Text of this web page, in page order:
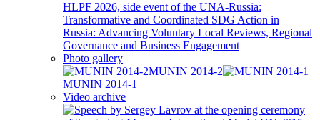
HLPF 2026, side event of the UNA-Russia:
Transformative and Coordinated SDG Action in
Russia: Advancing Voluntary Local Reviews, Regional
Governance and Business Engagement
Photo gallery
MUNIN 2014-2
MUNIN 2014-1
Video archive